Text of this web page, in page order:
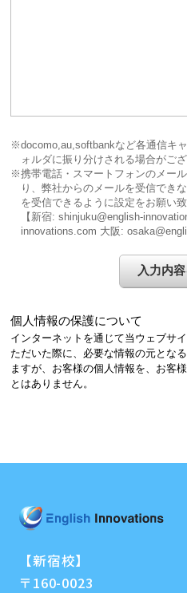
※docomo,au,softbankなど各通信キ
ォルダに振り分けされる場合がご
※携帯電話・スマートフォンのメー
り、弊社からのメールを受信でき
を受信できるように設定をお願い致
【新宿: shinjuku@english-
innovations.com 大阪:
個人情報の保護について
インターネットを通じて当ウェブサ
ただいた際に、必要な情報の元とな
ますが、お客様の個人情報を、お客
とはありません。
【新宿校】
〒160-0023